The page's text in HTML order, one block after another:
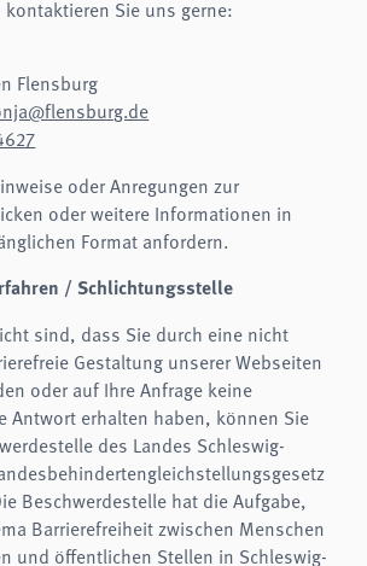
kontaktieren Sie uns gerne:
Flensburg
oder Anregungen zur
oder weitere Informationen in
Format anfordern.
/ Schlichtungsstelle
sind, dass Sie durch eine nicht
Gestaltung unserer Webseiten
oder auf Ihre Anfrage keine
Antwort erhalten haben, können Sie
des Landes Schleswig-
Beschwerdestelle hat die Aufgabe,
Barrierefreiheit zwischen Menschen
und öffentlichen Stellen in Schleswig-